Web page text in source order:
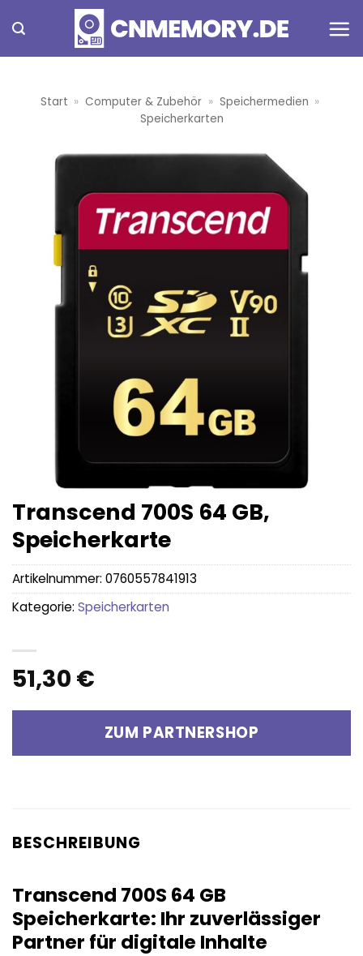
Inhalt
springen
Start » Computer & Zubehör » Speichermedien »
Speicherkarten
Transcend 700S 64 GB,
Speicherkarte
51,30 €
ZUM PARTNERSHOP
Artikelnummer: 0760557841913
Kategorie: Speicherkarten
BESCHREIBUNG
Transcend 700S 64 GB
Speicherkarte: Ihr zuverlässiger
Partner für digitale Inhalte